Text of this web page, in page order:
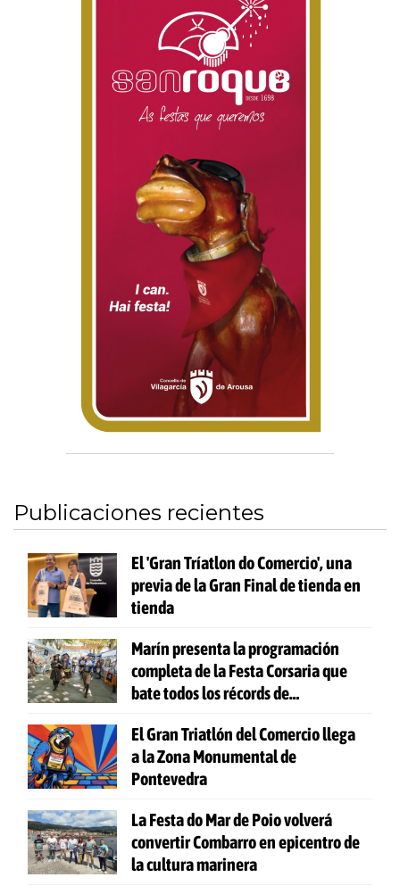
Publicaciones recientes
El 'Gran Tríatlon do Comercio', una
previa de la Gran Final de tienda en
tienda
Marín presenta la programación
completa de la Festa Corsaria que
bate todos los récords de
El Gran Triatlón del Comercio llega
a la Zona Monumental de
Pontevedra
La Festa do Mar de Poio volverá
convertir Combarro en epicentro de
la cultura marinera